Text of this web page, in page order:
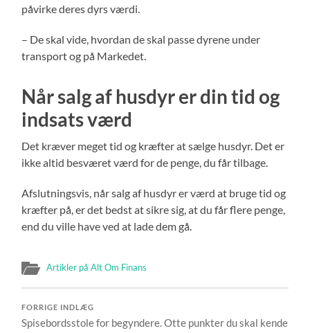
påvirke deres dyrs værdi.
– De skal vide, hvordan de skal passe dyrene under
transport og på Markedet.
Når salg af husdyr er din tid og
indsats værd
Det kræver meget tid og kræfter at sælge husdyr. Det er
ikke altid besværet værd for de penge, du får tilbage.
Afslutningsvis, når salg af husdyr er værd at bruge tid og
kræfter på, er det bedst at sikre sig, at du får flere penge,
end du ville have ved at lade dem gå.
Artikler på Alt Om Finans
FORRIGE INDLÆG
Spisebordsstole for begyndere. Otte punkter du skal kende